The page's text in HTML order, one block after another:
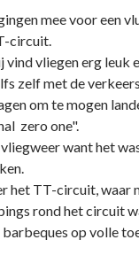
mee voor een
circuit.
vliegen erg leuk
zelf met de
om te mogen
zero one".
want het
het TT-circuit, waar
rond het circuit
op volle